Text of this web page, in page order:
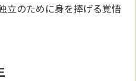
立のために身を捧げる覚悟